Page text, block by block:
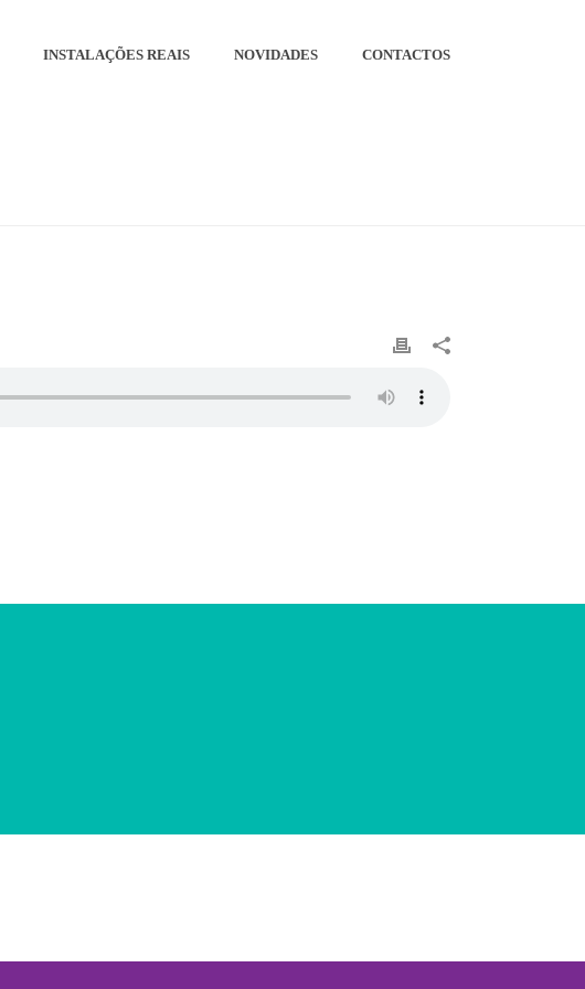
INSTALAÇÕES REAIS NOVIDADES CONTACTOS